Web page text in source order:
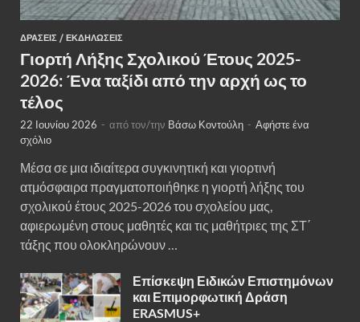
ΔΡΆΣΕΙΣ / ΕΚΔΗΛΏΣΕΙΣ
Γιορτή Λήξης Σχολικού Έτους 2025-
2026: Ένα ταξίδι από την αρχή ως το
τέλος
22 Ιουνίου 2026 - από τον/την Βάσω Κοντούλη - Αφήστε ένα
σχόλιο
Μέσα σε μια ιδιαίτερα συγκινητική και γιορτινή
ατμόσφαιρα πραγματοποιήθηκε η γιορτή λήξης του
σχολικού έτους 2025-2026 του σχολείου μας,
αφιερωμένη στους μαθητές και τις μαθήτριες της ΣΤ΄
τάξης που ολοκληρώνουν …
Επίσκεψη Ειδικών Επιστημόνων
και Επιμορφωτική Δράση
ERASMUS+